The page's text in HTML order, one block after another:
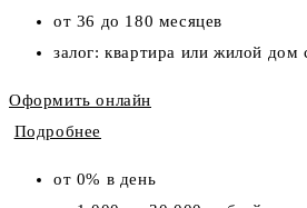
от 36 до 180 месяцев
залог: квартира или жилой дом
Оформить онлайн
Подробнее
от 0% в день